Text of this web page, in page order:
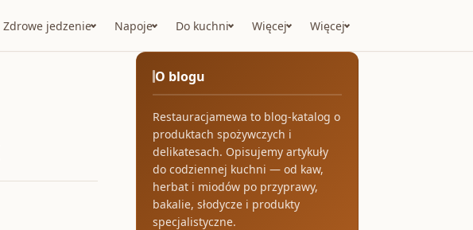
Zdrowe jedzenie Napoje Do kuchni Więcej Więcej
O blogu
Restauracjamewa to blog-katalog o
produktach spożywczych i
delikatesach. Opisujemy artykuły
do codziennej kuchni — od kaw,
herbat i miodów po przyprawy,
bakalie, słodycze i produkty
specjalistyczne.